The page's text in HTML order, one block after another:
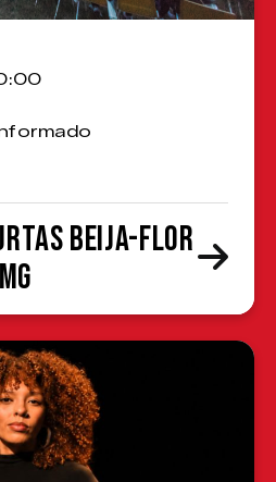
Beija-Flor